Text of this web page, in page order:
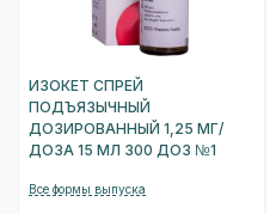
ИЗОКЕТ СПРЕЙ
ПОДЪЯЗЫЧНЫЙ
ДОЗИРОВАННЫЙ 1,25 МГ/
ДОЗА 15 МЛ 300 ДОЗ №1
Все формы выпуска